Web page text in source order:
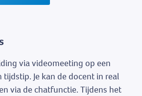
via videomeeting op een
tijdstip. Je kan de docent in real
via de chatfunctie. Tijdens het